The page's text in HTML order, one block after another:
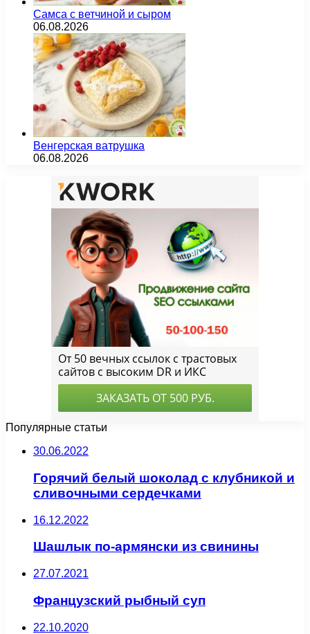
Самса с ветчиной и сыром
06.08.2026
Венгерская ватрушка
06.08.2026
Популярные статьи
30.06.2022
Горячий белый шоколад с клубникой и
сливочными сердечками
16.12.2022
Шашлык по-армянски из свинины
27.07.2021
Французский рыбный суп
22.10.2020